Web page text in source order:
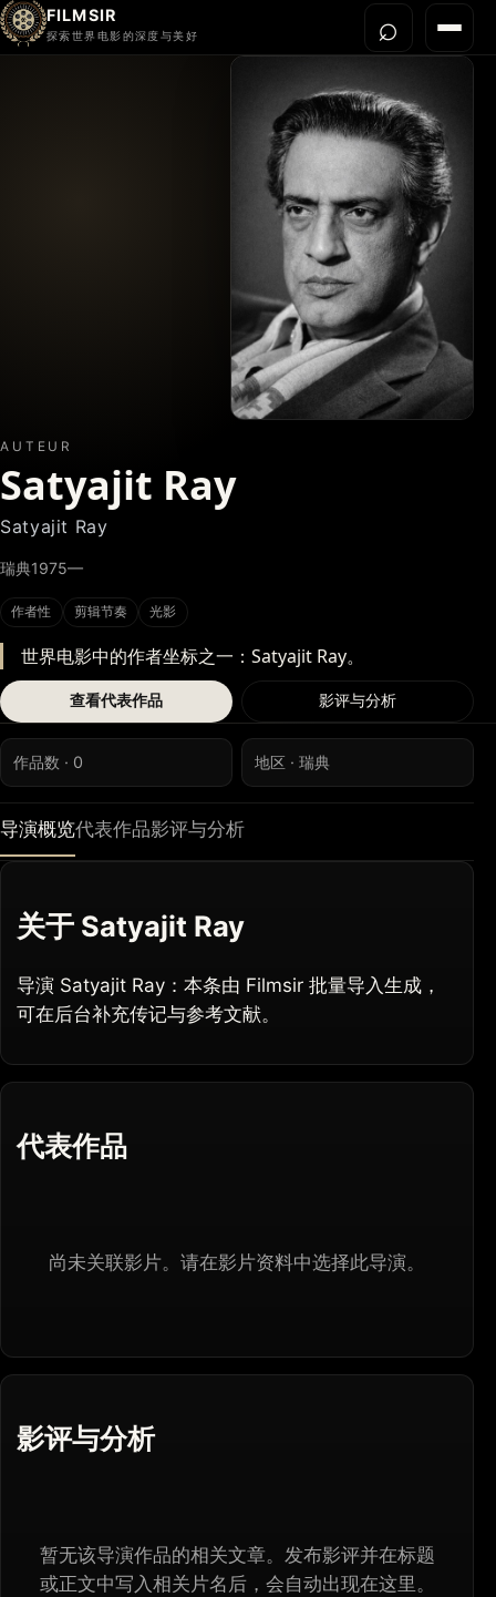
FILMSIR
探索世界电影的深度与美好 菜单
⌕打开
AUTEUR
Satyajit Ray
Satyajit Ray
瑞典1975—
作者性 剪辑节奏 光影
世界电影中的作者坐标之一：Satyajit Ray。
查看代表作品 影评与分析
作品数 · 0 地区 · 瑞典
导演概览代表作品影评与分析
关于 Satyajit Ray
导演 Satyajit Ray：本条由 Filmsir 批量导入生成，
可在后台补充传记与参考文献。
代表作品
尚未关联影片。请在影片资料中选择此导演。
影评与分析
暂无该导演作品的相关文章。发布影评并在标题
或正文中写入相关片名后，会自动出现在这里。